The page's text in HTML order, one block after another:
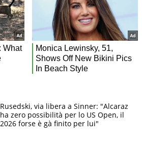
Rusedski, via libera a Sinner: "Alcaraz
ha zero possibilità per lo US Open, il
2026 forse è gà finito per lui"